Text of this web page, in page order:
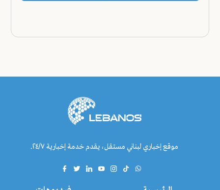
موقع إخباري لبناني مستقل، يقدم خدمة إخبارية ٢٤/٧.